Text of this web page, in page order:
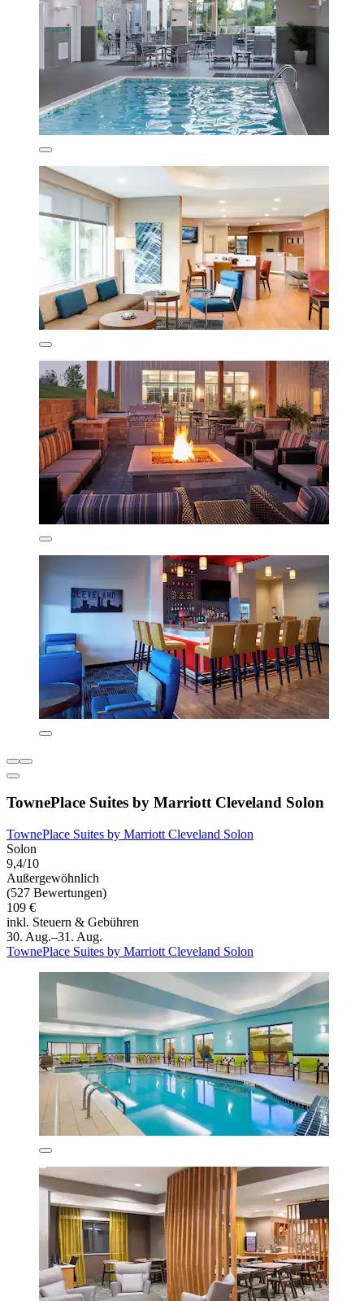
TownePlace Suites by Marriott Cleveland Solon
TownePlace Suites by Marriott Cleveland Solon
Solon
9,4/10
Außergewöhnlich
(527 Bewertungen)
109 €
inkl. Steuern & Gebühren
30. Aug.–31. Aug.
TownePlace Suites by Marriott Cleveland Solon